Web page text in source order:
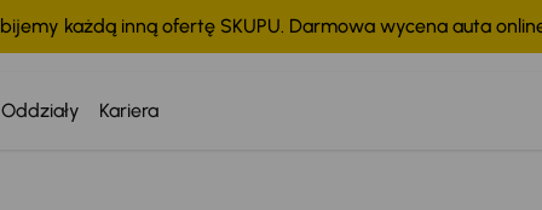
każdą inną ofertę SKUPU. Darmowa wycena auta
Oddziały Kariera